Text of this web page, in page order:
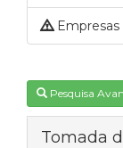
Empresas
Pesquisa
Tomada